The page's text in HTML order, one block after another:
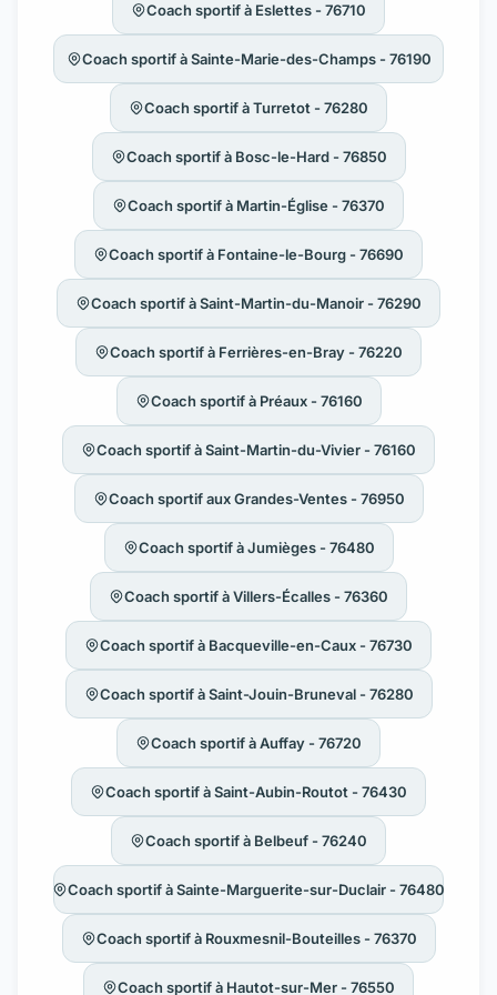
Coach sportif à Eslettes - 76710
Coach sportif à Sainte-Marie-des-Champs - 76190
Coach sportif à Turretot - 76280
Coach sportif à Bosc-le-Hard - 76850
Coach sportif à Martin-Église - 76370
Coach sportif à Fontaine-le-Bourg - 76690
Coach sportif à Saint-Martin-du-Manoir - 76290
Coach sportif à Ferrières-en-Bray - 76220
Coach sportif à Préaux - 76160
Coach sportif à Saint-Martin-du-Vivier - 76160
Coach sportif aux Grandes-Ventes - 76950
Coach sportif à Jumièges - 76480
Coach sportif à Villers-Écalles - 76360
Coach sportif à Bacqueville-en-Caux - 76730
Coach sportif à Saint-Jouin-Bruneval - 76280
Coach sportif à Auffay - 76720
Coach sportif à Saint-Aubin-Routot - 76430
Coach sportif à Belbeuf - 76240
Coach sportif à Sainte-Marguerite-sur-Duclair - 76480
Coach sportif à Rouxmesnil-Bouteilles - 76370
Coach sportif à Hautot-sur-Mer - 76550